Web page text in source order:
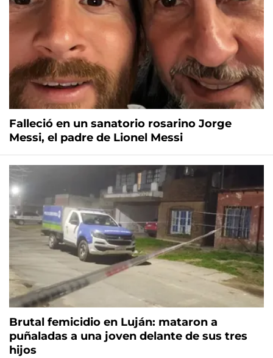
Falleció en un sanatorio rosarino Jorge
Messi, el padre de Lionel Messi
Brutal femicidio en Luján: mataron a
puñaladas a una joven delante de sus tres
hijos